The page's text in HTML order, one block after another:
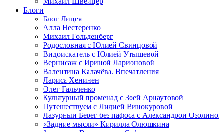
Блоги
Блог Лицея
Алла Нестеренко
Михаил Гольденберг
Родословная с Юлией Свинцовой
Видоискатель с Юлией Утышевой
Вернисаж с Ириной Ларионовой
Валентина Калачёва. Впечатления
Лариса Хенинен
Олег Гальченко
Культурный променад с Зоей Арнаутовой
Путешествуем с Лидией Винокуровой
Лазурный Берег без пафоса с Александрой
«Задние мысли» Кирилла Олюшкина